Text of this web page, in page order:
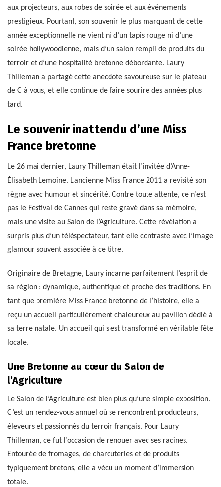
aux projecteurs, aux robes de soirée et aux événements
prestigieux. Pourtant, son souvenir le plus marquant de cette
année exceptionnelle ne vient ni d’un tapis rouge ni d’une
soirée hollywoodienne, mais d’un salon rempli de produits du
terroir et d’une hospitalité bretonne débordante. Laury
Thilleman a partagé cette anecdote savoureuse sur le plateau
de C à vous, et elle continue de faire sourire des années plus
tard.
Le souvenir inattendu d’une Miss
France bretonne
Le 26 mai dernier, Laury Thilleman était l’invitée d’Anne-
Élisabeth Lemoine. L’ancienne Miss France 2011 a revisité son
règne avec humour et sincérité. Contre toute attente, ce n’est
pas le Festival de Cannes qui reste gravé dans sa mémoire,
mais une visite au Salon de l’Agriculture. Cette révélation a
surpris plus d’un téléspectateur, tant elle contraste avec l’image
glamour souvent associée à ce titre.
Originaire de Bretagne, Laury incarne parfaitement l’esprit de
sa région : dynamique, authentique et proche des traditions. En
tant que première Miss France bretonne de l’histoire, elle a
reçu un accueil particulièrement chaleureux au pavillon dédié à
sa terre natale. Un accueil qui s’est transformé en véritable fête
locale.
Une Bretonne au cœur du Salon de
l’Agriculture
Le Salon de l’Agriculture est bien plus qu’une simple exposition.
C’est un rendez-vous annuel où se rencontrent producteurs,
éleveurs et passionnés du terroir français. Pour Laury
Thilleman, ce fut l’occasion de renouer avec ses racines.
Entourée de fromages, de charcuteries et de produits
typiquement bretons, elle a vécu un moment d’immersion
totale.